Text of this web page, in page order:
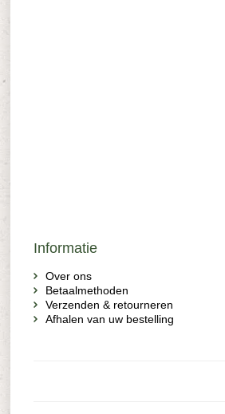
Informatie
Over ons
Betaalmethoden
Verzenden & retourneren
Afhalen van uw bestelling